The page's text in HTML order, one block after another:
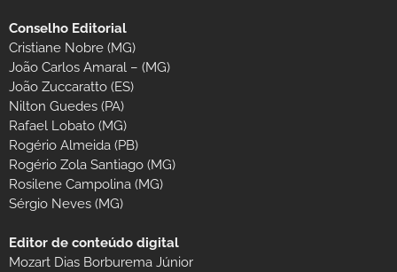
Conselho Editorial
Cristiane Nobre (MG)
João Carlos Amaral – (MG)
João Zuccaratto (ES)
Nilton Guedes (PA)
Rafael Lobato (MG)
Rogério Almeida (PB)
Rogério Zola Santiago (MG)
Rosilene Campolina (MG)
Sérgio Neves (MG)
Editor de conteúdo digital
Mozart Dias Borburema Júnior